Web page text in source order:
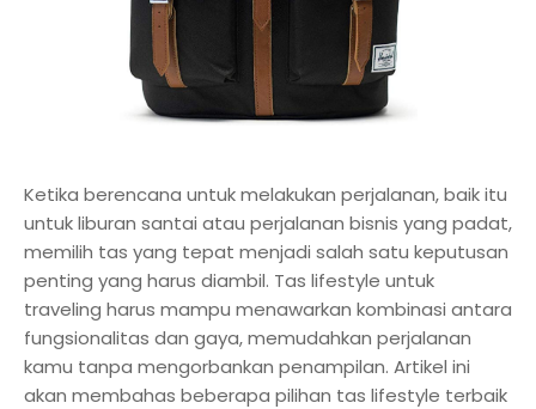
Ketika berencana untuk melakukan perjalanan, baik itu
untuk liburan santai atau perjalanan bisnis yang padat,
memilih tas yang tepat menjadi salah satu keputusan
penting yang harus diambil. Tas lifestyle untuk
traveling harus mampu menawarkan kombinasi antara
fungsionalitas dan gaya, memudahkan perjalanan
kamu tanpa mengorbankan penampilan. Artikel ini
akan membahas beberapa pilihan tas lifestyle terbaik